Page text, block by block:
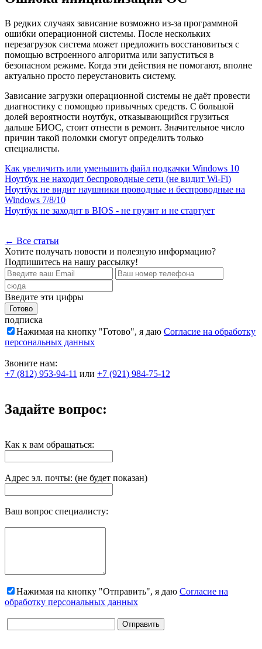
В редких случаях зависание возможно из-за программной
ошибки операционной системы. После нескольких
перезагрузок система может предложить восстановиться с
помощью встроенного алгоритма или запуститься в
безопасном режиме. Когда эти действия не помогают, вполне
актуально просто переустановить систему.
Зависание загрузки операционной системы не даёт провести
диагностику с помощью привычных средств. С большой
долей вероятности ноутбук, отказывающийся грузиться
дальше БИОС, стоит отнести в ремонт. Значительное число
причин такой поломки смогут определить только
специалисты.
Как увеличить или уменьшить файл подкачки Windows 10
Ноутбук не находит беспроводные сети (не видит Wi-Fi)
Ноутбук не видит наушники проводные и беспроводные на
Windows 7/8/10
Ноутбук не заходит в BIOS - не грузит и не стартует
← Все статьи
Хотите получать новости и полезную информацию?
Подпишитесь на нашу рассылку!
Введите эти цифры
подписка
Нажимая на кнопку "Готово", я даю Согласие на обработку
персональных данных
Звоните нам:
+7 (812) 953-94-11 или +7 (921) 984-75-12
Задайте вопрос:
Как к вам обращаться:
Адрес эл. почты: (не будет показан)
Ваш вопрос специалисту:
Нажимая на кнопку "Отправить", я даю Согласие на
обработку персональных данных